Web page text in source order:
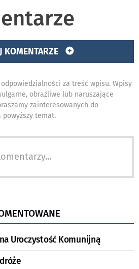
KOMENTARZE
za treść wpisu. Wpisy
obraźliwe lub naruszające
zainteresowanych do
temat.
Uroczystość Komunijną